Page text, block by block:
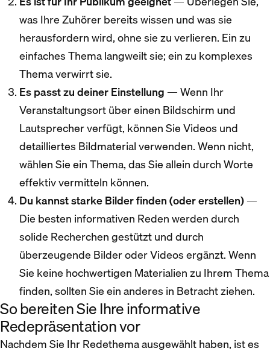
was Ihre Zuhörer bereits wissen und was sie
herausfordern wird, ohne sie zu verlieren. Ein zu
einfaches Thema langweilt sie; ein zu komplexes
Thema verwirrt sie.
Es passt zu deiner Einstellung — Wenn Ihr
Veranstaltungsort über einen Bildschirm und
Lautsprecher verfügt, können Sie Videos und
detailliertes Bildmaterial verwenden. Wenn nicht,
wählen Sie ein Thema, das Sie allein durch Worte
effektiv vermitteln können.
Du kannst starke Bilder finden (oder erstellen)—
Die besten informativen Reden werden durch
solide Recherchen gestützt und durch
überzeugende Bilder oder Videos ergänzt. Wenn
Sie keine hochwertigen Materialien zu Ihrem Thema
finden, sollten Sie ein anderes in Betracht ziehen.
So bereiten Sie Ihre informative
Redepräsentation vor
Nachdem Sie Ihr Redethema ausgewählt haben, ist es